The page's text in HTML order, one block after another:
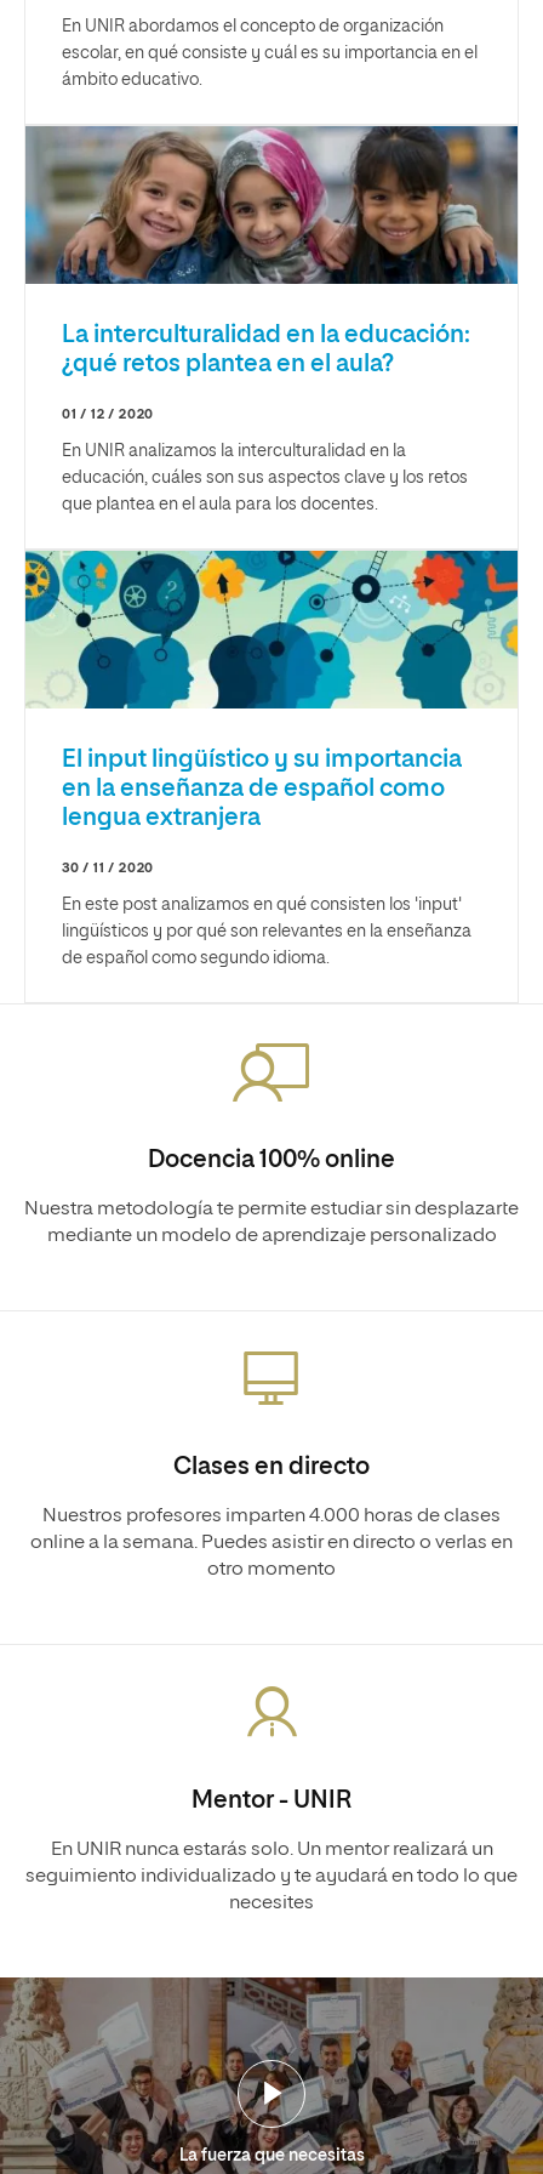
En UNIR abordamos el concepto de organización
escolar, en qué consiste y cuál es su importancia en el
ámbito educativo.
La interculturalidad en la educación:
¿qué retos plantea en el aula?
01 / 12 / 2020
En UNIR analizamos la interculturalidad en la
educación, cuáles son sus aspectos clave y los retos
que plantea en el aula para los docentes.
El input lingüístico y su importancia
en la enseñanza de español como
lengua extranjera
30 / 11 / 2020
En este post analizamos en qué consisten los 'input'
lingüísticos y por qué son relevantes en la enseñanza
de español como segundo idioma.
Docencia 100% online
Nuestra metodología te permite estudiar sin desplazarte
mediante un modelo de aprendizaje personalizado
Clases en directo
Nuestros profesores imparten 4.000 horas de clases
online a la semana. Puedes asistir en directo o verlas en
otro momento
Mentor - UNIR
En UNIR nunca estarás solo. Un mentor realizará un
seguimiento individualizado y te ayudará en todo lo que
necesites
La fuerza que necesitas